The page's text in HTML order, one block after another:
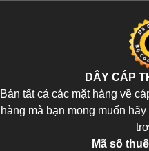
DÂY CÁP
Bán tất cả các mặt hàng về
hàng mà bạn mong muốn
Mã số